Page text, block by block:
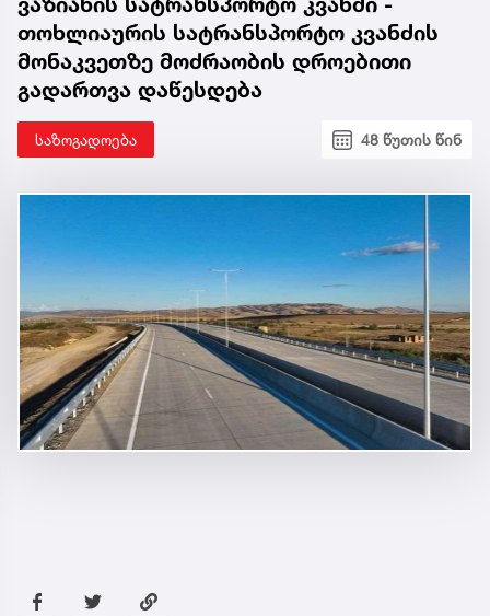
თოხლიაურის სატრანსპორტო კვანძის
მონაკვეთზე მოძრაობის დროებითი
გადართვა დაწესდება
საზოგადოება 48 წუთის წინ